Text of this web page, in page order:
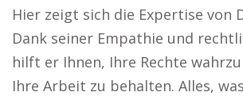
Hier zeigt sich die Expertise von
Dank seiner Empathie und
hilft er Ihnen, Ihre Rechte
Ihre Arbeit zu behalten. Alles,